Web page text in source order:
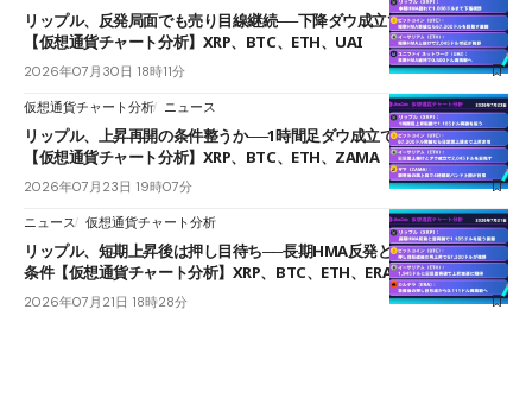
リップル、反発局面でも売り目線継続──下降ダウ成立で下値追う展開
【仮想通貨チャート分析】XRP、BTC、ETH、UAI
2026年07月30日 18時11分
仮想通貨チャート分析 ニュース
リップル、上昇再開の条件整うか──1時間足ダウ成立で1.185ドルを狙う
【仮想通貨チャート分析】XRP、BTC、ETH、ZAMA
2026年07月23日 19時07分
ニュース 仮想通貨チャート分析
リップル、短期上昇後は押し目待ち──長期HMA反発と雲上抜けが買い
条件【仮想通貨チャート分析】XRP、BTC、ETH、ERA
2026年07月21日 18時28分